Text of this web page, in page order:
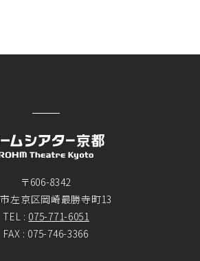
〒606-8342
左京区岡崎最勝寺町13
TEL : 075-771-6051
FAX : 075-746-3366